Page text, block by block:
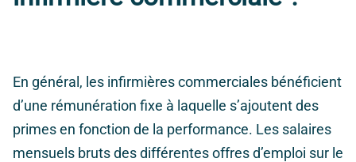
En général, les infirmières commerciales bénéficient
d’une rémunération fixe à laquelle s’ajoutent des
primes en fonction de la performance. Les salaires
mensuels bruts des différentes offres d’emploi sur le